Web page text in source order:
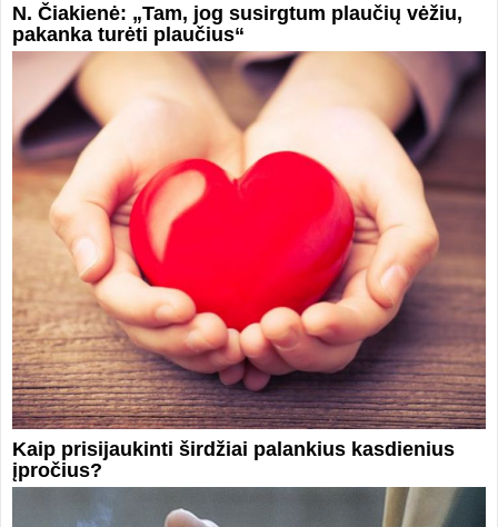
N. Čiakienė: „Tam, jog susirgtum plaučių vėžiu,
pakanka turėti plaučius“
Kaip prisijaukinti širdžiai palankius kasdienius
įpročius?